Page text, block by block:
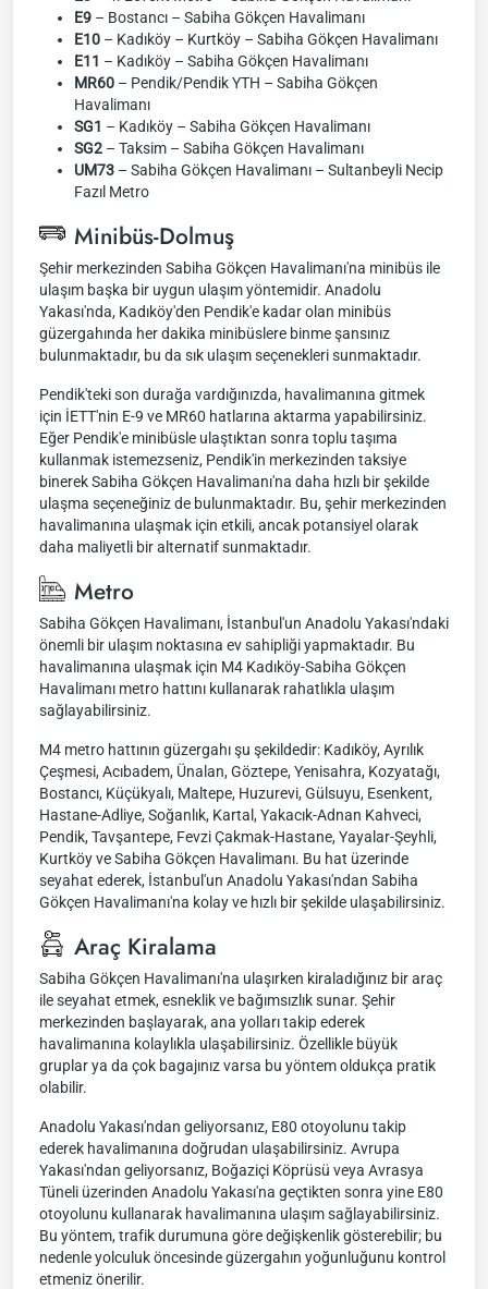
E9 – Bostancı – Sabiha Gökçen Havalimanı
E10 – Kadıköy – Kurtköy – Sabiha Gökçen Havalimanı
E11 – Kadıköy – Sabiha Gökçen Havalimanı
MR60 – Pendik/Pendik YTH – Sabiha Gökçen
Havalimanı
SG1 – Kadıköy – Sabiha Gökçen Havalimanı
SG2 – Taksim – Sabiha Gökçen Havalimanı
UM73 – Sabiha Gökçen Havalimanı – Sultanbeyli Necip
Fazıl Metro
Minibüs-Dolmuş
Şehir merkezinden Sabiha Gökçen Havalimanı'na minibüs ile
ulaşım başka bir uygun ulaşım yöntemidir. Anadolu
Yakası'nda, Kadıköy'den Pendik'e kadar olan minibüs
güzergahında her dakika minibüslere binme şansınız
bulunmaktadır, bu da sık ulaşım seçenekleri sunmaktadır.
Pendik'teki son durağa vardığınızda, havalimanına gitmek
için İETT'nin E-9 ve MR60 hatlarına aktarma yapabilirsiniz.
Eğer Pendik'e minibüsle ulaştıktan sonra toplu taşıma
kullanmak istemezseniz, Pendik'in merkezinden taksiye
binerek Sabiha Gökçen Havalimanı'na daha hızlı bir şekilde
ulaşma seçeneğiniz de bulunmaktadır. Bu, şehir merkezinden
havalimanına ulaşmak için etkili, ancak potansiyel olarak
daha maliyetli bir alternatif sunmaktadır.
Metro
Sabiha Gökçen Havalimanı, İstanbul'un Anadolu Yakası'ndaki
önemli bir ulaşım noktasına ev sahipliği yapmaktadır. Bu
havalimanına ulaşmak için M4 Kadıköy-Sabiha Gökçen
Havalimanı metro hattını kullanarak rahatlıkla ulaşım
sağlayabilirsiniz.
M4 metro hattının güzergahı şu şekildedir: Kadıköy, Ayrılık
Çeşmesi, Acıbadem, Ünalan, Göztepe, Yenisahra, Kozyatağı,
Bostancı, Küçükyalı, Maltepe, Huzurevi, Gülsuyu, Esenkent,
Hastane-Adliye, Soğanlık, Kartal, Yakacık-Adnan Kahveci,
Pendik, Tavşantepe, Fevzi Çakmak-Hastane, Yayalar-Şeyhli,
Kurtköy ve Sabiha Gökçen Havalimanı. Bu hat üzerinde
seyahat ederek, İstanbul'un Anadolu Yakası'ndan Sabiha
Gökçen Havalimanı'na kolay ve hızlı bir şekilde ulaşabilirsiniz.
Araç Kiralama
Sabiha Gökçen Havalimanı'na ulaşırken kiraladığınız bir araç
ile seyahat etmek, esneklik ve bağımsızlık sunar. Şehir
merkezinden başlayarak, ana yolları takip ederek
havalimanına kolaylıkla ulaşabilirsiniz. Özellikle büyük
gruplar ya da çok bagajınız varsa bu yöntem oldukça pratik
olabilir.
Anadolu Yakası'ndan geliyorsanız, E80 otoyolunu takip
ederek havalimanına doğrudan ulaşabilirsiniz. Avrupa
Yakası'ndan geliyorsanız, Boğaziçi Köprüsü veya Avrasya
Tüneli üzerinden Anadolu Yakası'na geçtikten sonra yine E80
otoyolunu kullanarak havalimanına ulaşım sağlayabilirsiniz.
Bu yöntem, trafik durumuna göre değişkenlik gösterebilir; bu
nedenle yolculuk öncesinde güzergahın yoğunluğunu kontrol
etmeniz önerilir.